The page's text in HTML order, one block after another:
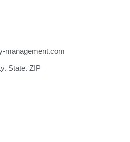
management.com
State, ZIP